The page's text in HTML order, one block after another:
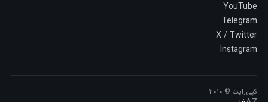
YouTube
Telegram
X / Twitter
Instagram
کپی‌رایت © ۲۰۱۰